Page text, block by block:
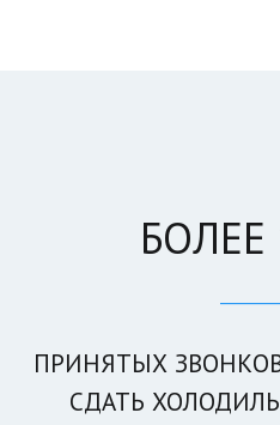
БОЛЕЕ
ПРИНЯТЫХ
СДАТЬ